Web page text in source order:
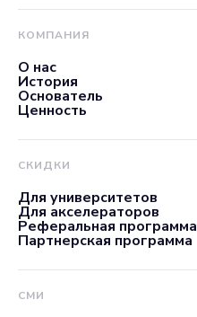
КОМПАНИЯ
О нас
История
Основатель
Ценность
СКИДКИ
Для университетов
Для акселераторов
Реферальная программа
Партнерская программа
СМИ